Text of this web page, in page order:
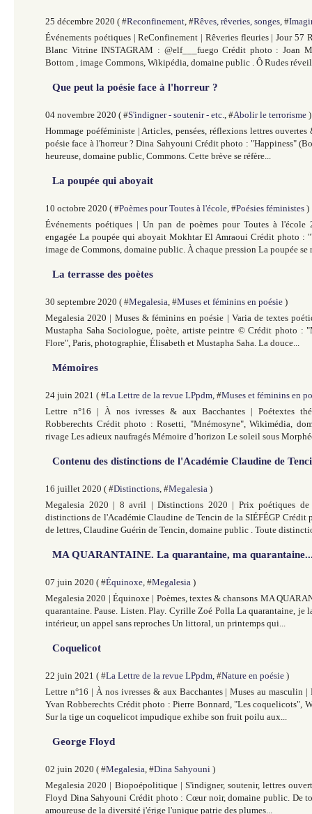
25 décembre 2020 ( #Reconfinement , #Rêves, rêveries, songes , #
Événements poétiques | ReConfinement | Rêveries fleuries | Jour 57
Blanc Vitrine INSTAGRAM : @elf___fuego Crédit photo : Joan
Bottom , image Commons, Wikipédia, domaine public . Ô Rudes
Que peut la poésie face à l'horreur ?
04 novembre 2020 ( #S'indigner - soutenir - etc. , #Abolir le terrorisme )
Hommage poéféministe | Articles, pensées, réflexions lettres
poésie face à l'horreur ? Dina Sahyouni Crédit photo : "Happiness"
heureuse, domaine public, Commons. Cette brève se réfère...
La poupée qui aboyait
10 octobre 2020 ( #Poèmes pour Toutes à l'école , #Poésies féministes )
Événements poétiques | Un pan de poèmes pour Toutes à
engagée La poupée qui aboyait Mokhtar El Amraoui Crédit photo :
image de Commons, domaine public. À chaque pression La poupée se
La terrasse des poètes
30 septembre 2020 ( #Megalesia , #Muses et féminins en poésie )
Megalesia 2020 | Muses & féminins en poésie | Varia de textes
Mustapha Saha Sociologue, poète, artiste peintre © Crédit photo :
Flore", Paris, photographie, Élisabeth et Mustapha Saha. La douce...
Mémoires
24 juin 2021 ( #La Lettre de la revue LPpdm , #Muses et féminins en
Lettre n°16 | À nos ivresses & aux Bacchantes | Poétextes
Robberechts Crédit photo : Rosetti, "Mnémosyne", Wikimédia,
rivage Les adieux naufragés Mémoire d’horizon Le soleil sous
Contenu des distinctions de l'Académie Claudine de
16 juillet 2020 ( #Distinctions , #Megalesia )
Megalesia 2020 | 8 avril | Distinctions 2020 | Prix poétiques de
distinctions de l'Académie Claudine de Tencin de la SIÉFÉGP Crédit
de lettres, Claudine Guérin de Tencin, domaine public . Toute
MA QUARANTAINE. La quarantaine, ma
07 juin 2020 ( #Équinoxe , #Megalesia )
Megalesia 2020 | Équinoxe | Poèmes, textes & chansons MA
quarantaine. Pause. Listen. Play. Cyrille Zoé Polla La quarantaine, je
intérieur, un appel sans reproches Un littoral, un printemps qui...
Coquelicot
22 juin 2021 ( #La Lettre de la revue LPpdm , #Nature en poésie )
Lettre n°16 | À nos ivresses & aux Bacchantes | Muses au masculin
Yvan Robberechts Crédit photo : Pierre Bonnard, "Les coquelicots",
Sur la tige un coquelicot impudique exhibe son fruit poilu aux...
George Floyd
02 juin 2020 ( #Megalesia , #Dina Sahyouni )
Megalesia 2020 | Biopoépolitique | S'indigner, soutenir, lettres
Floyd Dina Sahyouni Crédit photo : Cœur noir, domaine public. De
amoureuse de la diversité j'érige l'unique patrie des plumes...